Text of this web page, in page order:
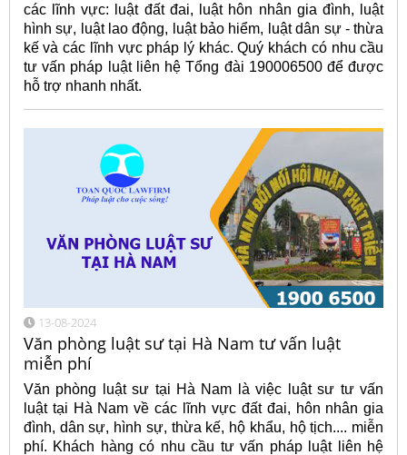
các lĩnh vực: luật đất đai, luật hôn nhân gia đình, luật
hình sự, luật lao động, luật bảo hiểm, luật dân sự - thừa
kế và các lĩnh vực pháp lý khác. Quý khách có nhu cầu
tư vấn pháp luật liên hệ Tổng đài 190006500 để được
hỗ trợ nhanh nhất.
13-08-2024
Văn phòng luật sư tại Hà Nam tư vấn luật
miễn phí
Văn phòng luật sư tại Hà Nam là việc luật sư tư vấn
luật tại Hà Nam về các lĩnh vực đất đai, hôn nhân gia
đình, dân sự, hình sự, thừa kế, hộ khẩu, hộ tịch.... miễn
phí. Khách hàng có nhu cầu tư vấn pháp luật liên hệ